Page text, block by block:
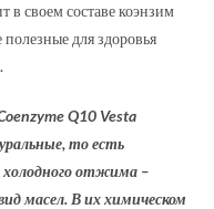
в своем составе коэнзим
для здоровья
Q10 Vesta
то есть
холодного отжима –
масел. В их химическом